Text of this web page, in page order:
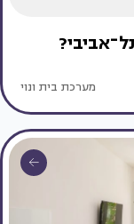
מערכת בית ונוי